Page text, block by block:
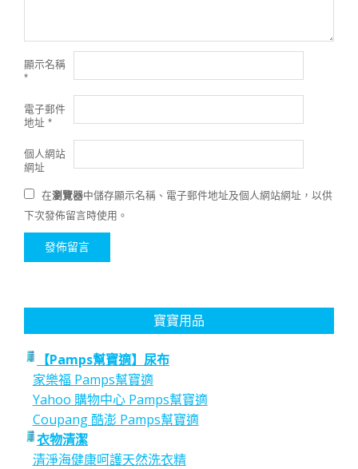
顯示名稱
*
電子郵件
地址 *
個人網站
網址
在瀏覽器中儲存顯示名稱、電子郵件地址及個人網站網址，以供
下次發佈留言時使用。
寶寶用品
【Pamps幫寶適】尿布
家樂福 Pamps幫寶適
Yahoo 購物中心 Pamps幫寶適
Coupang 酷澎 Pamps幫寶適
衣物清潔
清淨海健康呵護天然洗衣精